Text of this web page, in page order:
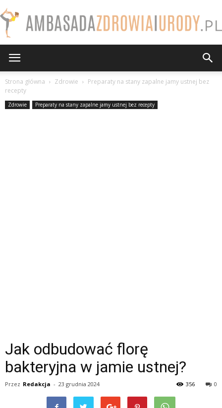
Strona główna Zdrowie
Preparaty na stany zapalne jamy ustnej bez
recepty
Zdrowie Preparaty na stany zapalne jamy ustnej bez recepty
Jak odbudować florę
bakteryjna w jamie ustnej?
Przez Redakcja - 23 grudnia 2024 0
356